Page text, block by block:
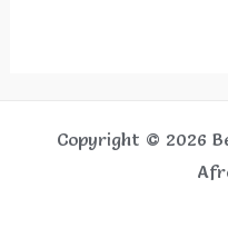
Copyright © 2026